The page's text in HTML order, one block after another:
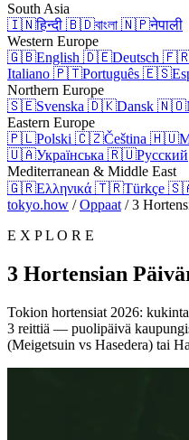
South Asia
🇮🇳हिन्दी 🇧🇩বাংলা 🇳🇵नेपाली
Western Europe
🇬🇧English 🇩🇪Deutsch
Italiano 🇵🇹Português 🇪🇸
Northern Europe
🇸🇪Svenska 🇩🇰Dansk 🇳🇴
Eastern Europe
🇵🇱Polski 🇨🇿Čeština 🇭🇺
🇺🇦Українська 🇷🇺Русский
Mediterranean & Middle East
🇬🇷Ελληνικά 🇹🇷Türkçe
tokyo.how / Oppaat / 3
E X P L O R E
3 Hortensian
Tokion hortensiat 2026:
3 reittiä — puolipäivä
(Meigetsuin vs Hasedera) tai